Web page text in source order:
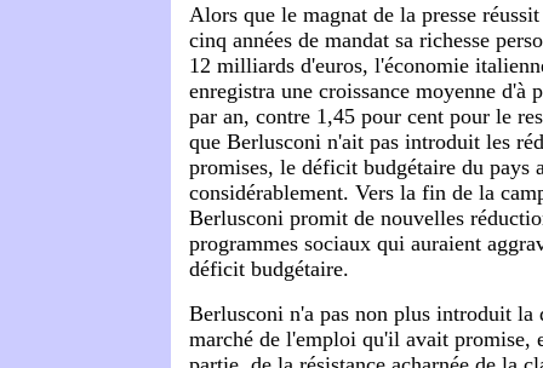
Alors que le magnat de la presse
cinq années de mandat sa richesse
12 milliards d'euros, l'économie
enregistra une croissance moyenne d'à
par an, contre 1,45 pour cent pour le
que Berlusconi n'ait pas introduit les
promises, le déficit budgétaire du pays
considérablement. Vers la fin de la
Berlusconi promit de nouvelles
programmes sociaux qui auraient
déficit budgétaire.
Berlusconi n'a pas non plus introduit la
marché de l'emploi qu'il avait promise,